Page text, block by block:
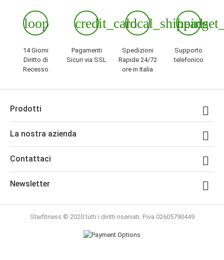
loop
14 Giorni
Diritto di
Recesso
credit_card
Pagamenti
Sicuri via SSL
local_shipping
Spedizioni
Rapide 24/72
ore in Italia
Supporto
telefonico
Prodotti 
La nostra azienda 
Contattaci 
Newsletter 
Starfitness © 2020 tutti i diritti riservati. P.iva 02605790449